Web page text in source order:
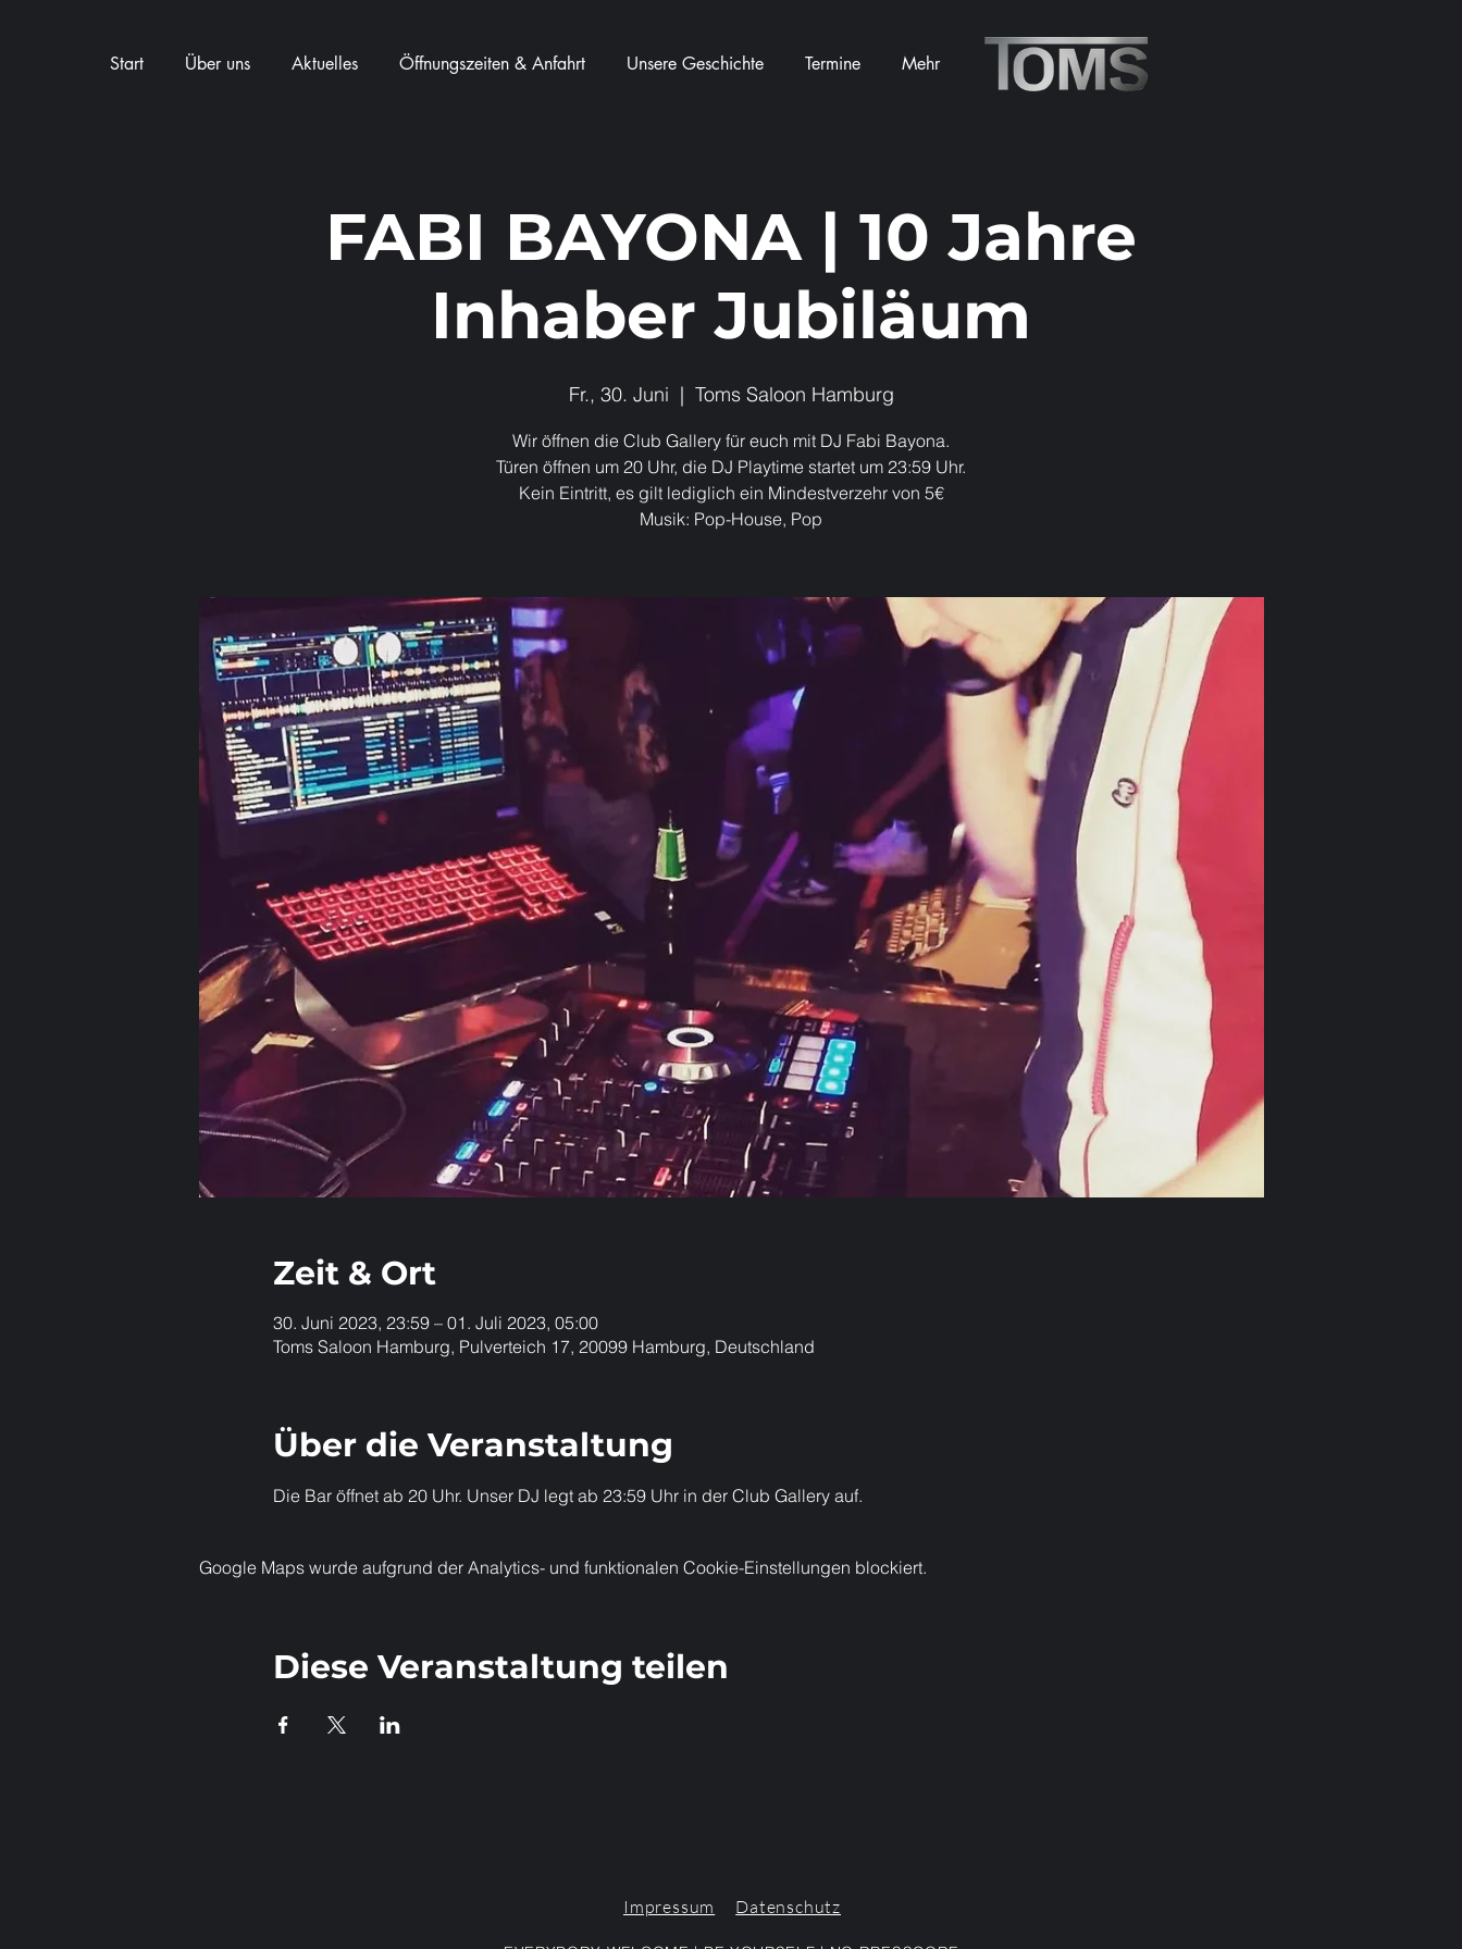
Start Über uns Aktuelles Öffnungszeiten & Anfahrt Unsere Geschichte Termine Mehr
FABI BAYONA | 10 Jahre
Inhaber Jubiläum
Fr., 30. Juni
  |
Toms Saloon Hamburg
Wir öffnen die Club Gallery für euch mit DJ Fabi Bayona.
Türen öffnen um 20 Uhr, die DJ Playtime startet um 23:59 Uhr.
Kein Eintritt, es gilt lediglich ein Mindestverzehr von 5€
Musik: Pop-House, Pop
Zeit & Ort
30. Juni 2023, 23:59 – 01. Juli 2023, 05:00
Toms Saloon Hamburg, Pulverteich 17, 20099 Hamburg, Deutschland
Über die Veranstaltung
Die Bar öffnet ab 20 Uhr. Unser DJ legt ab 23:59 Uhr in der Club Gallery auf.
Google Maps wurde aufgrund der Analytics- und funktionalen Cookie-Einstellungen blockiert.
Diese Veranstaltung teilen
Impressum Datenschutz